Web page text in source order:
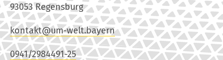
93053 Regensburg
kontakt@um-welt.bayern
0941/2984491-25